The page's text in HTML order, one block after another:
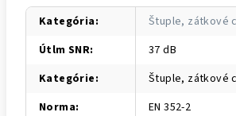
Kategória:
Štuple, zátkové
Útlm SNR:
37 dB
Kategórie:
Štuple, zátkové
Norma:
EN 352-2